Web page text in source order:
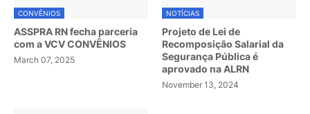
CONVÊNIOS
ASSPRA RN fecha parceria
com a VCV CONVÊNIOS
March 07, 2025
NOTÍCIAS
Projeto de Lei de
Recomposição Salarial da
Segurança Pública é
aprovado na ALRN
November 13, 2024